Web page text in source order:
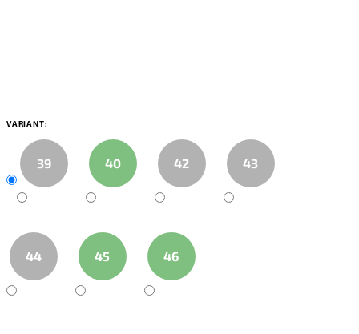
VARIANT:
39 40 42 43
44 45 46